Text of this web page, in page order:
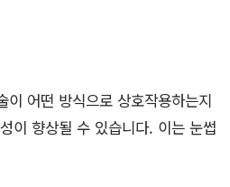
어떤 방식으로 상호작용하는지
이 향상될 수 있습니다. 이는 눈썹